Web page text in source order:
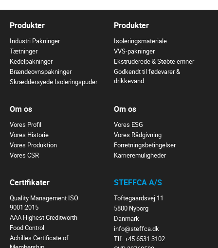
Produkter
Industri Pakninger
Tætninger
Kedelpakninger
Brændeovnspakninger
Skræddersyede Isoleringspuder
Produkter
Isoleringsmateriale
VVS-pakninger
Ekstruderede & Støbte emner
Godkendt til fødevarer &
drikkevand
Om os
Vores Profil
Vores Historie
Vores Produktion
Vores CSR
Om os
Vores ESG
Vores Rådgivning
Forretningsbetingelser
Karrieremuligheder
Certifikater
Quality Management ISO
9001:2015
AAA Highest Creditworth
Food Control
Achilles Certificate of
STEFFCA A/S
Toftegaardsvej 11
5800 Nyborg
Danmark
info@steffca.dk
Tlf:+45 6531 3102